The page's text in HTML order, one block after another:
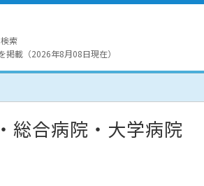
索
載（2026年8月08日現在）
総合病院・大学病院